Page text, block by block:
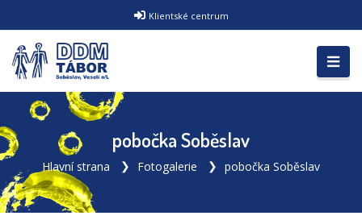
Klientské centrum
pobočka Soběslav
Hlavní strana Fotogalerie pobočka Soběslav